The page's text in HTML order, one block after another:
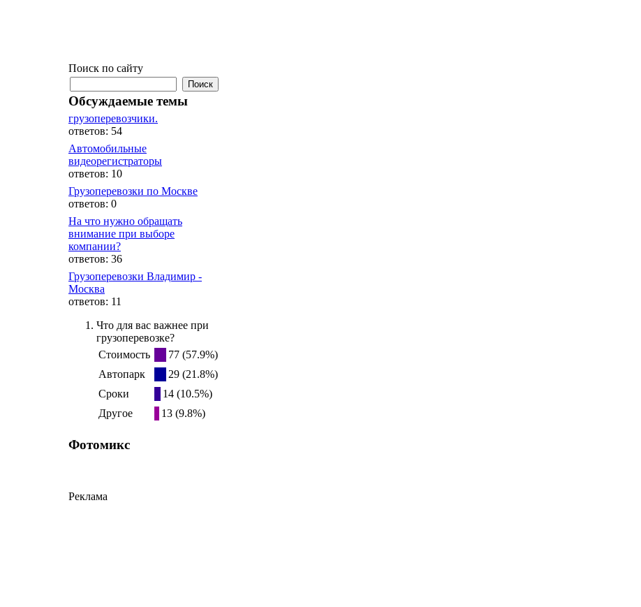
Поиск по сайту
Обсуждаемые темы
грузоперевозчики.
ответов: 54
Автомобильные
видеорегистраторы
ответов: 10
Грузоперевозки по Москве
ответов: 0
На что нужно обращать
внимание при выборе
компании?
ответов: 36
Грузоперевозки Владимир -
Москва
ответов: 11
Что для вас важнее при
грузоперевозке?
Стоимость
77 (57.9%)
Автопарк
29 (21.8%)
Сроки
14 (10.5%)
Другое
13 (9.8%)
Фотомикс
Реклама